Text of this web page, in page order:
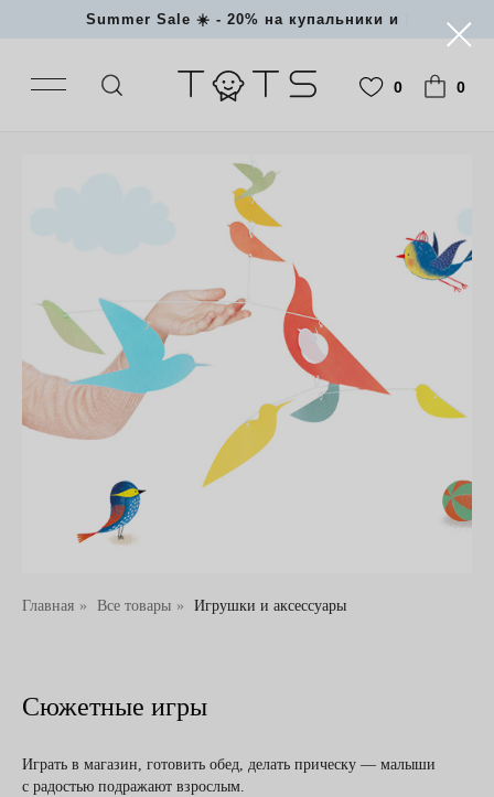
Summer Sale ☀️ - 20% на|
Главная » Все товары » Игрушки и аксессуары
Сюжетные игры
Играть в магазин, готовить обед, делать прическу — малыши
с радостью подражают взрослым.